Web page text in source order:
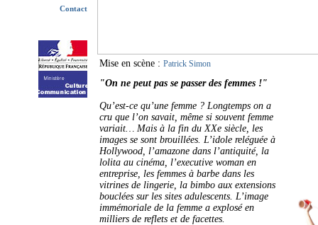
Contact
Mise en scène : Patrick Simon
"On ne peut pas se passer des femmes !"
Qu’est-ce qu’une femme ? Longtemps on a
cru que l’on savait, même si souvent femme
variait… Mais à la fin du XXe siècle, les
images se sont brouillées. L’idole reléguée à
Hollywood, l’amazone dans l’antiquité, la
lolita au cinéma, l’executive woman en
entreprise, les femmes à barbe dans les
vitrines de lingerie, la bimbo aux extensions
bouclées sur les sites adulescents. L’image
immémoriale de la femme a explosé en
milliers de reflets et de facettes.